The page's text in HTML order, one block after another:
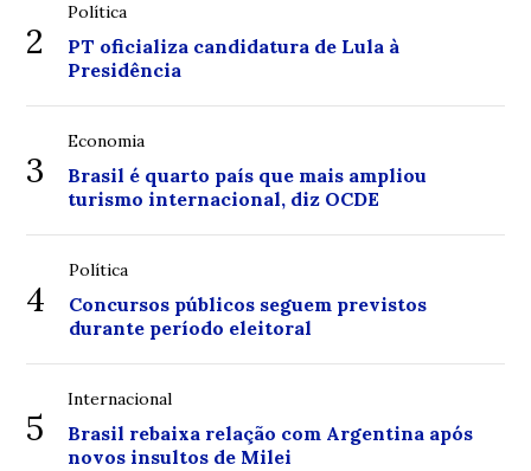
2
Política
PT oficializa candidatura de Lula à
Presidência
3
Economia
Brasil é quarto país que mais ampliou
turismo internacional, diz OCDE
4
Política
Concursos públicos seguem previstos
durante período eleitoral
5
Internacional
Brasil rebaixa relação com Argentina após
novos insultos de Milei